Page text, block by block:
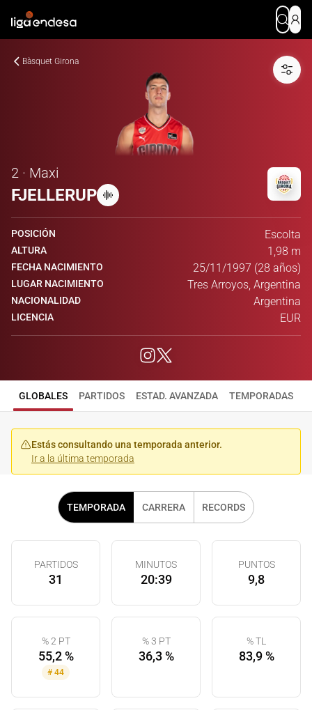
Bàsquet Girona
2 · Maxi
FJELLERUP
POSICIÓN Escolta
ALTURA 1,98 m
FECHA NACIMIENTO 25/11/1997 (28 años)
LUGAR NACIMIENTO Tres Arroyos, Argentina
NACIONALIDAD Argentina
LICENCIA EUR
GLOBALES PARTIDOS ESTAD. AVANZADA TEMPORADAS
Estás consultando una temporada anterior.
Ir a la última temporada
TEMPORADA CARRERA RECORDS
PARTIDOS
31
MINUTOS
20:39
PUNTOS
9,8
% 2 PT
55,2 %
# 44
% 3 PT
36,3 %
% TL
83,9 %